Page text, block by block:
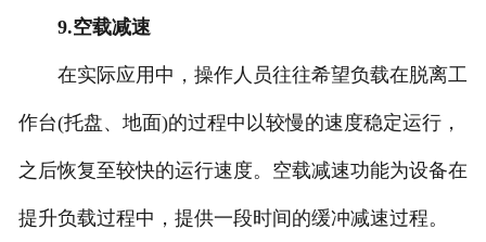
9.空载减速
在实际应用中，操作人员往往希望负载在脱离工
作台(托盘、地面)的过程中以较慢的速度稳定运行，
之后恢复至较快的运行速度。空载减速功能为设备在
提升负载过程中，提供一段时间的缓冲减速过程。